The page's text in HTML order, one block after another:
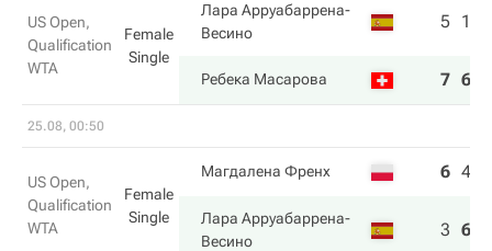
US Open,
Qualification
WTA
Female
Single
Лара Арруабаррена-
Весино
5 1
Ребека Масарова 7 6
25.08, 00:50
US Open,
Qualification
WTA
Female
Single
Магдалена Френх 6 4
Лара Арруабаррена-
Весино
3 6